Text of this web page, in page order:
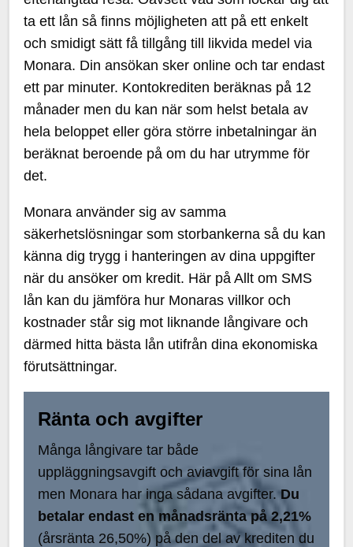
ta ett lån så finns möjligheten att på ett enkelt
och smidigt sätt få tillgång till likvida medel via
Monara. Din ansökan sker online och tar endast
ett par minuter. Kontokrediten beräknas på 12
månader men du kan när som helst betala av
hela beloppet eller göra större inbetalningar än
beräknat beroende på om du har utrymme för
det.
Monara använder sig av samma
säkerhetslösningar som storbankerna så du kan
känna dig trygg i hanteringen av dina uppgifter
när du ansöker om kredit. Här på Allt om SMS
lån kan du jämföra hur Monaras villkor och
kostnader står sig mot liknande långivare och
därmed hitta bästa lån utifrån dina ekonomiska
förutsättningar.
Ränta och avgifter
Många långivare tar både
uppläggningsavgift och aviavgift för sina lån
men Monara har inga sådana avgifter.Du
betalar endast en månadsränta på 2,21%
(årsränta 26,50%) på den del av krediten du